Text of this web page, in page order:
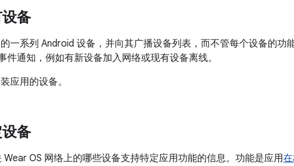
备
一系列 Android 设备，并向其广播设备列表，而不管每个设备的功
通知，例如有新设备加入网络或现有设备离线。
应用的设备。
备
Wear OS 网络上的哪些设备支持特定应用功能的信息。功能是应用